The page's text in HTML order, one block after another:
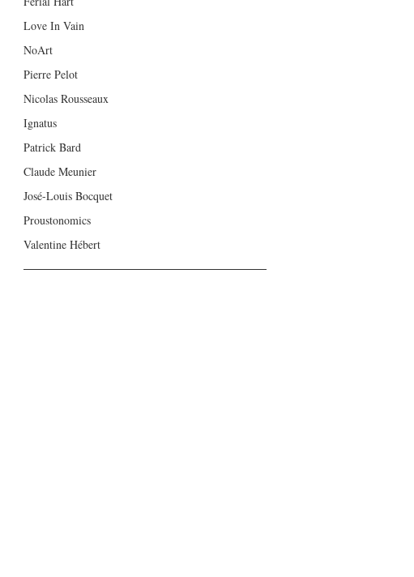
Love In Vain
NoArt
Pierre Pelot
Nicolas Rousseaux
Ignatus
Patrick Bard
Claude Meunier
José-Louis Bocquet
Proustonomics
Valentine Hébert